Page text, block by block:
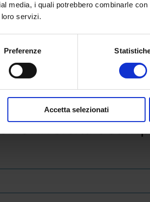
media, i quali potrebbero combinarle
servizi.
Preferenze
Accetta selezionati
informazioni